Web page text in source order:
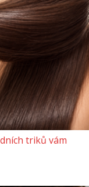
triků vám